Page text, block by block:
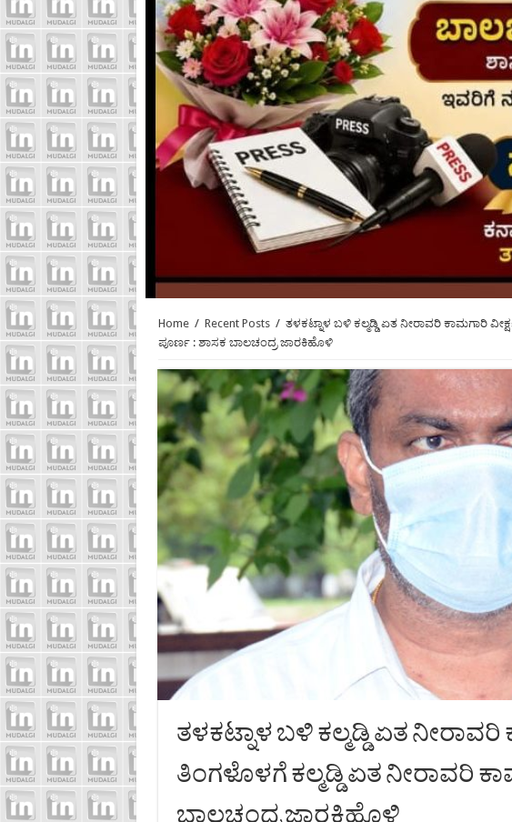
Home / Recent Posts / ತಳಕಟ್ನಾಳ ಬಳಿ ಕಲ್ಮಡ್ಡಿ ಏತ ನೀರಾವರಿ ಕಾಮಗಾರಿ
ಪೂರ್ಣ : ಶಾಸಕ ಬಾಲಚಂದ್ರ ಜಾರಕಿಹೊಳಿ
ತಳಕಟ್ನಾಳ ಬಳಿ ಕಲ್ಮಡ್ಡಿ ಏತ
ತಿಂಗಳೊಳಗೆ ಕಲ್ಮಡ್ಡಿ ಏತ ನೀರಾವರಿ
ಬಾಲಚಂದ್ರ ಜಾರಕಿಹೊಳಿ